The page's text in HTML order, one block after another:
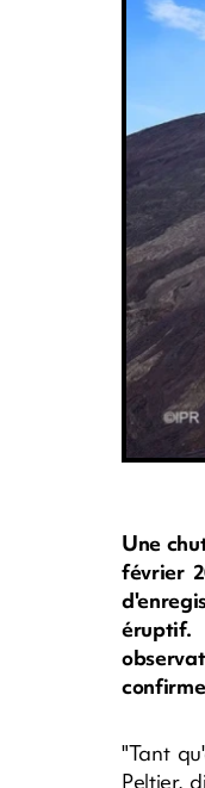
Une
février
éruptif.
"Tant
Peltier,